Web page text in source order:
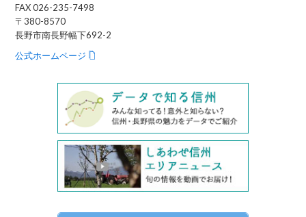
FAX 026-235-7498
〒380-8570
長野市南長野幅下692-2
公式ホームページ